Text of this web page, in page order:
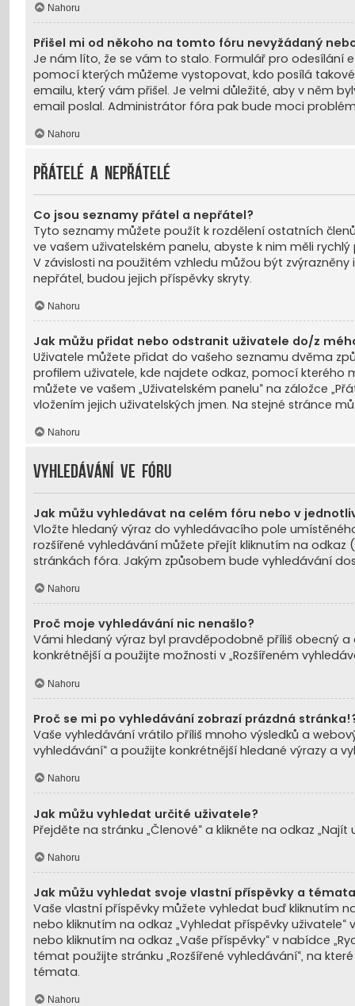
Nahoru
Přišel mi od někoho na tomto fóru nevyžádaný
Je nám líto, že se vám to stalo. Formulář pro
pomocí kterých můžeme vystopovat, kdo posílá
emailu, který vám přišel. Je velmi důležité, aby v něm
email poslal. Administrátor fóra pak bude moci
Nahoru
Přátelé a nepřátelé
Co jsou seznamy přátel a nepřátel?
Tyto seznamy můžete použít k rozdělení ostatních
ve vašem uživatelském panelu, abyste k nim měli
V závislosti na použitém vzhledu můžou být
nepřátel, budou jejich příspěvky skryty.
Nahoru
Jak můžu přidat nebo odstranit uživatele do/z
Uživatele můžete přidat do vašeho seznamu dvěma
profilem uživatele, kde najdete odkaz, pomocí
můžete ve vašem „Uživatelském panelu“ na záložce
vložením jejich uživatelských jmen. Na stejné stránce
Nahoru
Vyhledávání ve fóru
Jak můžu vyhledávat na celém fóru nebo v
Vložte hledaný výraz do vyhledávacího pole
rozšířené vyhledávání můžete přejít kliknutím na odkaz
stránkách fóra. Jakým způsobem bude vyhledávání
Nahoru
Proč moje vyhledávání nic nenašlo?
Vámi hledaný výraz byl pravděpodobně příliš obecný
konkrétnější a použijte možnosti v „Rozšířeném
Nahoru
Proč se mi po vyhledávání zobrazí prázdná
Vaše vyhledávání vrátilo příliš mnoho výsledků a
vyhledávání“ a použijte konkrétnější hledané výrazy a
Nahoru
Jak můžu vyhledat určité uživatele?
Přejděte na stránku „Členové“ a klikněte na odkaz „Najít
Nahoru
Jak můžu vyhledat svoje vlastní příspěvky a
Vaše vlastní příspěvky můžete vyhledat buď kliknutím
nebo kliknutím na odkaz „Vyhledat příspěvky
nebo kliknutím na odkaz „Vaše příspěvky“ v nabídce
témat použijte stránku „Rozšířené vyhledávání“, na
témata.
Nahoru